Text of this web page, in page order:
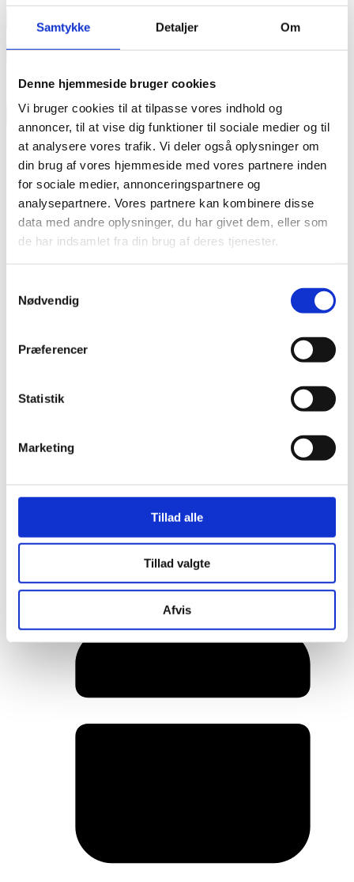
Samtykke Detaljer Om
Denne hjemmeside bruger cookies
Vi bruger cookies til at tilpasse vores indhold og
annoncer, til at vise dig funktioner til sociale medier og til
at analysere vores trafik. Vi deler også oplysninger om
din brug af vores hjemmeside med vores partnere inden
for sociale medier, annonceringspartnere og
analysepartnere. Vores partnere kan kombinere disse
data med andre oplysninger, du har givet dem, eller som
de har indsamlet fra din brug af deres tjenester.
Nødvendig
Præferencer
Statistik
Marketing
Tillad alle
Tillad valgte
Afvis
annonce
Like us
RAINBOW BUSINESS DENMARK
Her er alle vinderne fra årets Danish
Rainbow Awards